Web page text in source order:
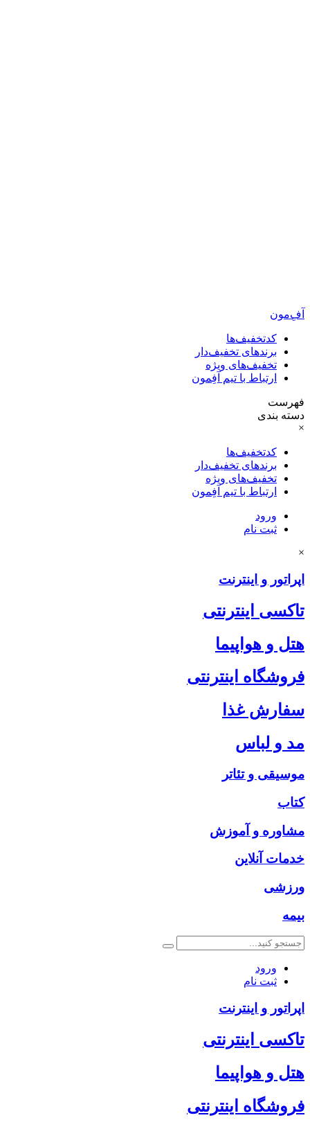
آفِ‌مون
کدتخفیف‌ها
برندهای تخفیف‌دار
تخفیف‌های ویژه
ارتباط با تیم آفِمون
فهرست
دسته بندی
×
کدتخفیف‌ها
برندهای تخفیف‌دار
تخفیف‌های ویژه
ارتباط با تیم آفِمون
ورود
ثبت نام
×
اپراتور و اینترنت
تاکسی اینترنتی
هتل و هواپیما
فروشگاه اینترنتی
سفارش غذا
مد و لباس
موسیقی و تئاتر
کتاب
مشاوره و آموزش
خدمات آنلاین
ورزشی
بیمه
ورود
ثبت نام
اپراتور و اینترنت
تاکسی اینترنتی
هتل و هواپیما
فروشگاه اینترنتی